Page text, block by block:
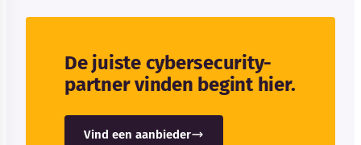
De juiste cybersecurity-
partner vinden begint hier.
Vind een aanbieder